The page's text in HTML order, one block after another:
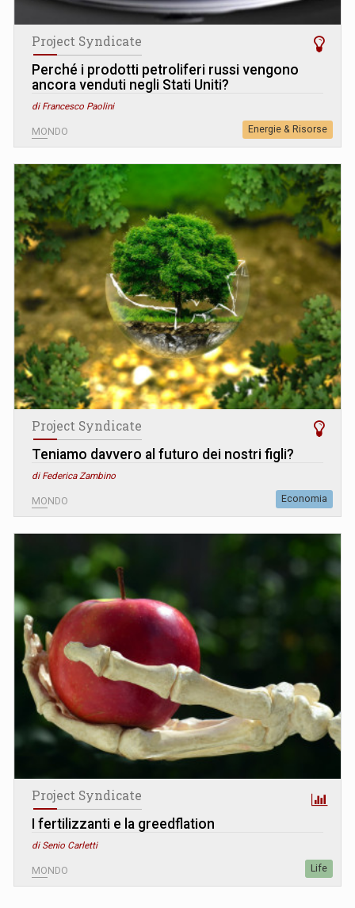
Project Syndicate
Perché i prodotti petroliferi russi vengono
ancora venduti negli Stati Uniti?
di Francesco Paolini
MONDO Energie & Risorse
Project Syndicate
Teniamo davvero al futuro dei nostri figli?
di Federica Zambino
MONDO Economia
Project Syndicate
I fertilizzanti e la greedflation
di Senio Carletti
MONDO Life